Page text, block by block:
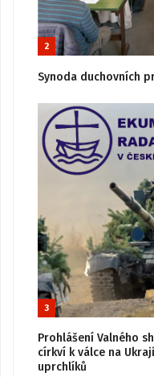
2
Synoda duchovních
3
Prohlášení Valného
církví k válce na
uprchlíků